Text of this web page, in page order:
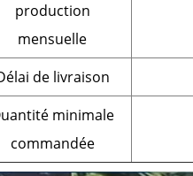
production
mensuelle
de livraison
minimale
commandée